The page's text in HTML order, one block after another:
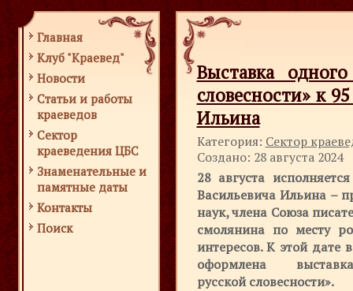
Главная
Клуб "Краевед"
Новости
Статьи и работы
краеведов
Сектор
краеведения ЦБС
Знаменательные и
памятные даты
Контакты
Поиск
Выставка
словесности» к
Ильина
Категория: Сектор
Создано: 28 августа 2024
28 августа
Васильевича Ильина –
наук, члена Союза
смолянина по месту
интересов. К этой дате
оформлена
русской словесности».